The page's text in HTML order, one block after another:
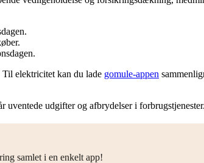
elektricitet kan du lade gomule-appen
uventede udgifter og afbrydelser i forbrugstjenester.
samlet i en enkelt app!